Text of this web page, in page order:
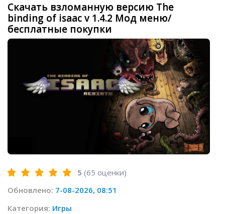
Скачать взломанную версию The
binding of isaac v 1.4.2 Мод меню/
бесплатные покупки
5 (65 оценки)
Обновлено: 7-08-2026, 08:51
Категория: Игры